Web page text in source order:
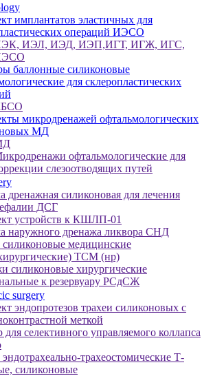
имплантатов эластичных для
операций ИЭСО
ИЭЛ, ИЭД, ИЭП,ИГТ, ИГЖ, ИГС,
баллонные силиконовые
для склеропластических
микродренажей офтальмологических
МД
офтальмологические для
слезоотводящих путей
дренажная силиконовая для лечения
ДСГ
устройств к КШЛП-01
наружного дренажа ликвора СНД
силиконовые медицинские
ТСМ (нр)
силиконовые хирургические
к резервуару РСдСЖ
surgery
эндопротезов трахеи силиконовых с
меткой
для селективного управляемого коллапса
трахеостомические Т-
силиконовые